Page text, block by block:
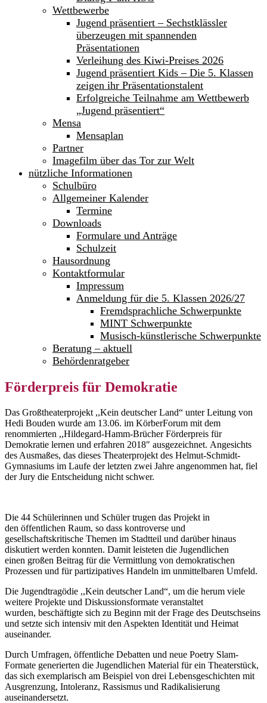
Wettbewerbe
Jugend präsentiert – Sechstklässler
überzeugen mit spannenden
Präsentationen
Verleihung des Kiwi-Preises 2026
Jugend präsentiert Kids – Die 5. Klassen
zeigen ihr Präsentationstalent
Erfolgreiche Teilnahme am Wettbewerb
„Jugend präsentiert“
Mensa
Mensaplan
Partner
Imagefilm über das Tor zur Welt
nützliche Informationen
Schulbüro
Allgemeiner Kalender
Termine
Downloads
Formulare und Anträge
Schulzeit
Hausordnung
Kontaktformular
Impressum
Anmeldung für die 5. Klassen 2026/27
Fremdsprachliche Schwerpunkte
MINT Schwerpunkte
Musisch-künstlerische Schwerpunkte
Beratung – aktuell
Behördenratgeber
Förderpreis für Demokratie
Das Großtheaterprojekt ,,Kein deutscher Land“ unter Leitung von
Hedi Bouden wurde am 13.06. im KörberForum mit dem
renommierten ,,Hildegard-Hamm-Brücher Förderpreis für
Demokratie lernen und erfahren 2018″ ausgezeichnet. Angesichts
des Ausmaßes, das dieses Theaterprojekt des Helmut-Schmidt-
Gymnasiums im Laufe der letzten zwei Jahre angenommen hat, fiel
der Jury die Entscheidung nicht schwer.
Die 44 Schülerinnen und Schüler trugen das Projekt in
den öffentlichen Raum, so dass kontroverse und
gesellschaftskritische Themen im Stadtteil und darüber hinaus
diskutiert werden konnten. Damit leisteten die Jugendlichen
einen großen Beitrag für die Vermittlung von demokratischen
Prozessen und für partizipatives Handeln im unmittelbaren Umfeld.
Die Jugendtragödie ,,Kein deutscher Land“, um die herum viele
weitere Projekte und Diskussionsformate veranstaltet
wurden, beschäftigte sich zu Beginn mit der Frage des Deutschseins
und setzte sich intensiv mit den Aspekten Identität und Heimat
auseinander.
Durch Umfragen, öffentliche Debatten und neue Poetry Slam-
Formate generierten die Jugendlichen Material für ein Theaterstück,
das sich exemplarisch am Beispiel von drei Lebensgeschichten mit
Ausgrenzung, Intoleranz, Rassismus und Radikalisierung
auseinandersetzt.